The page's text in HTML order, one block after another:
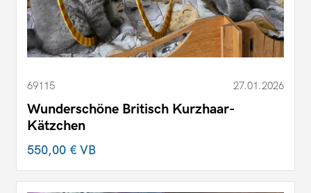
69115 27.01.2026
Wunderschöne Britisch Kurzhaar-
Kätzchen
550,00 €VB